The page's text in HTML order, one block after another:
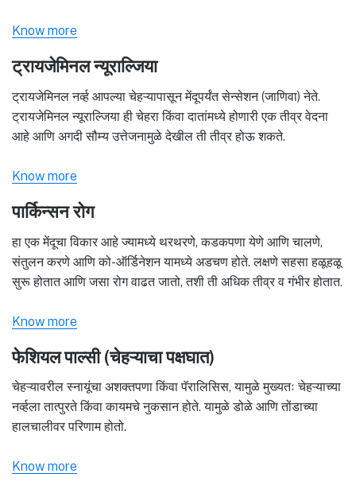
Know more
ट्रायजेमिनल न्यूराल्जिया
ट्रायजेमिनल नर्व्ह आपल्या चेहऱ्यापासून मेंदूपर्यंत सेन्सेशन (जाणिवा) नेते.
ट्रायजेमिनल न्यूराल्जिया ही चेहरा किंवा दातांमध्ये होणारी एक तीव्र वेदना
आहे आणि अगदी सौम्य उत्तेजनामुळे देखील ती तीव्र होऊ शकते.
Know more
पार्किन्सन रोग
हा एक मेंदूचा विकार आहे ज्यामध्ये थरथरणे, कडकपणा येणे आणि चालणे,
संतुलन करणे आणि को-ऑर्डिनेशन यामध्ये अडचण होते. लक्षणे सहसा हळूहळू
सुरू होतात आणि जसा रोग वाढत जातो, तशी ती अधिक तीव्र व गंभीर होतात.
Know more
फेशियल पाल्सी (चेहऱ्याचा पक्षघात)
चेहऱ्यावरील स्नायूंचा अशक्तपणा किंवा पॅरालिसिस, यामुळे मुख्यतः चेहऱ्याच्या
नर्व्हला तात्पुरते किंवा कायमचे नुकसान होते. यामुळे डोळे आणि तोंडाच्या
हालचालीवर परिणाम होतो.
Know more